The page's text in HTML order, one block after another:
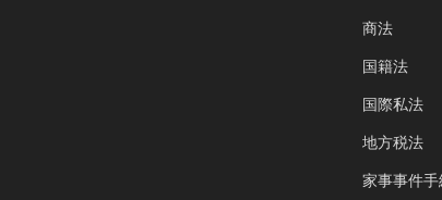
商法
国籍法
国際私法
地方税法
家事事件手